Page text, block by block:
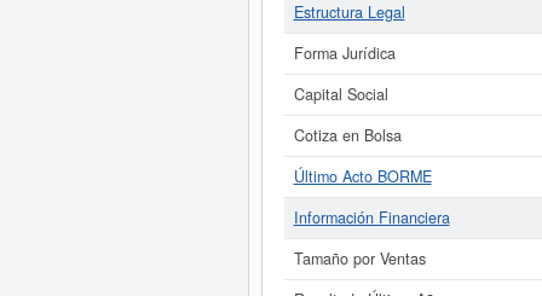
Estructura Legal
Forma Jurídica
Capital Social
Cotiza en Bolsa
Último Acto BORME
Información Financiera
Tamaño por Ventas